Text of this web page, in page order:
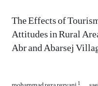
The Effects of
Attitudes in Rural
Abr and Abarsej
1